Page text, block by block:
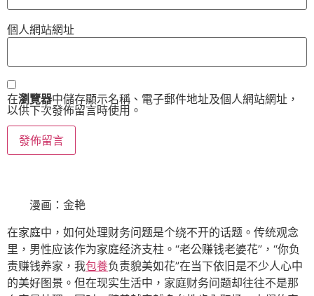
個人網站網址
在瀏覽器中儲存顯示名稱、電子郵件地址及個人網站網址，
以供下次發佈留言時使用。
漫画：金艳
在家庭中，如何处理财务问题是个绕不开的话题。传统观念
里，男性应该作为家庭经济支柱。“老公赚钱老婆花”，“你负
责赚钱养家，我包養负责貌美如花”在当下依旧是不少人心中
的美好图景。但在现实生活中，家庭财务问题却往往不是那